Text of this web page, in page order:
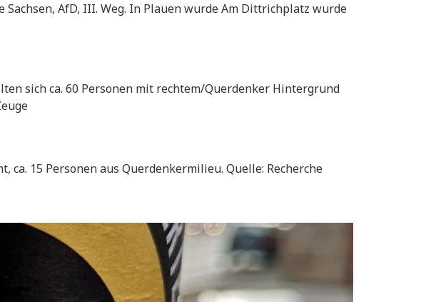
AfD, III. Weg. In Plauen wurde Am Dittrichplatz wurde
sich ca. 60 Personen mit rechtem/Querdenker Hintergrund
ca. 15 Personen aus Querdenkermilieu. Quelle: Recherche